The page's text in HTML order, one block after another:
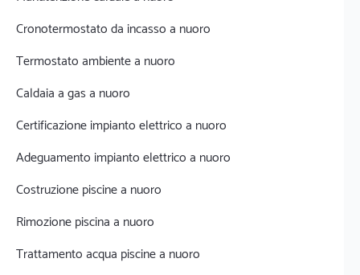
Cronotermostato da incasso a nuoro
Termostato ambiente a nuoro
Caldaia a gas a nuoro
Certificazione impianto elettrico a nuoro
Adeguamento impianto elettrico a nuoro
Costruzione piscine a nuoro
Rimozione piscina a nuoro
Trattamento acqua piscine a nuoro